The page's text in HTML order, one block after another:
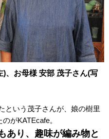
、お母様 安部 茂子さん(写
という茂子さんが、娘の樹里
がKATEcafe。
あり、趣味が編み物と